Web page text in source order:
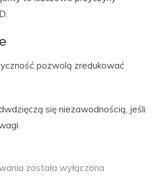
pozwolą zredukować
się niezawodnością, jeśli
została wyłączona